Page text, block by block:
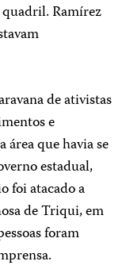
Ramírez
de ativistas
e
que havia se
estadual,
foi atacado a
de Triqui, em
foram